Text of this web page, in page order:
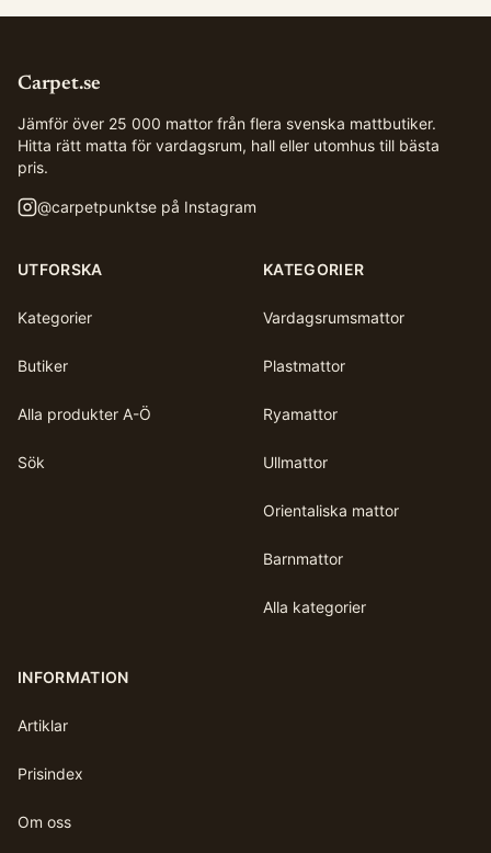
Carpet.se
Jämför över 25 000 mattor från flera svenska mattbutiker.
Hitta rätt matta för vardagsrum, hall eller utomhus till bästa
pris.
@carpetpunktse på Instagram
UTFORSKA
Kategorier
Butiker
Alla produkter A-Ö
Sök
KATEGORIER
Vardagsrumsmattor
Plastmattor
Ryamattor
Ullmattor
Orientaliska mattor
Barnmattor
Alla kategorier
INFORMATION
Artiklar
Prisindex
Om oss